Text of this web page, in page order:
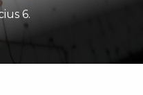
6.